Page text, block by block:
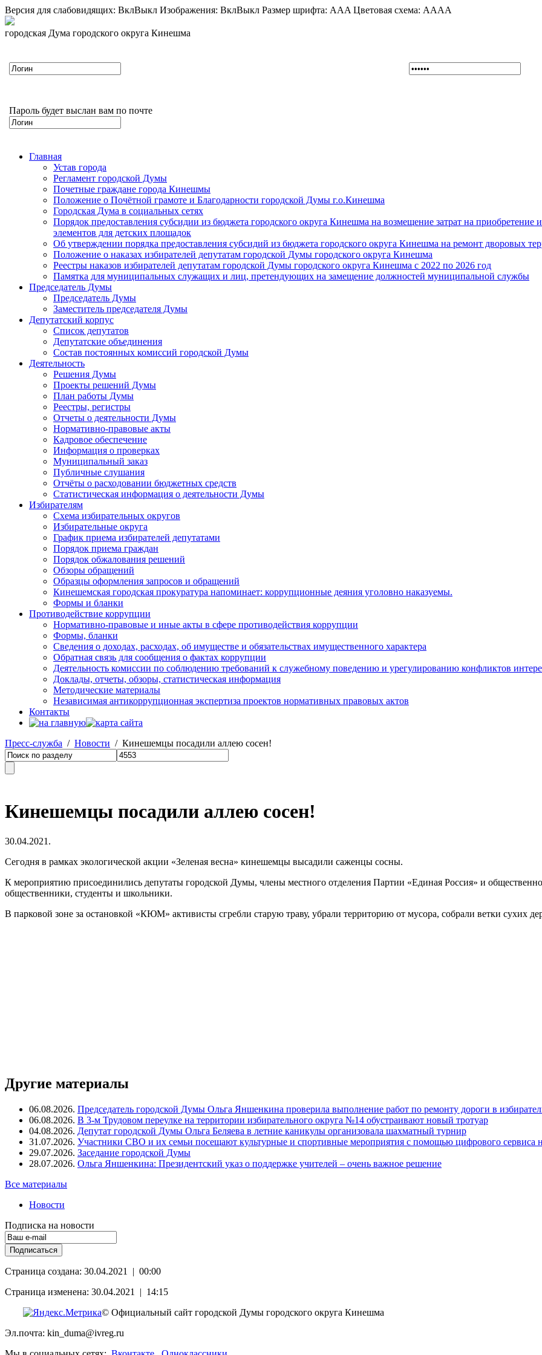
Версия для слабовидящих: ВклВыкл Изображения: ВклВыкл Размер шрифта: AAA Цветовая схема: AAAA
городская Дума городского округа Кинешма
Пароль будет выслан вам по почте
Главная
Устав города
Регламент городской Думы
Почетные граждане города Кинешмы
Положение о Почётной грамоте и Благодарности городской Думы г.о.Кинешма
Городская Дума в социальных сетях
Порядок предоставления субсидии из бюджета городского округа Кинешма на возмещение затрат на
элементов для детских площадок
Об утверждении порядка предоставления субсидий из бюджета городского округа Кинешма на ремонт дворовых
Положение о наказах избирателей депутатам городской Думы городского округа Кинешма
Реестры наказов избирателей депутатам городской Думы городского округа Кинешма с 2022 по 2026 год
Памятка для муниципальных служащих и лиц, претендующих на замещение должностей муниципальной службы
Председатель Думы
Председатель Думы
Заместитель председателя Думы
Депутатский корпус
Список депутатов
Депутатские объединения
Состав постоянных комиссий городской Думы
Деятельность
Решения Думы
Проекты решений Думы
План работы Думы
Реестры, регистры
Отчеты о деятельности Думы
Нормативно-правовые акты
Кадровое обеспечение
Информация о проверках
Муниципальный заказ
Публичные слушания
Отчёты о расходовании бюджетных средств
Статистическая информация о деятельности Думы
Избирателям
Схема избирательных округов
Избирательные округа
График приема избирателей депутатами
Порядок приема граждан
Порядок обжалования решений
Обзоры обращений
Образцы оформления запросов и обращений
Кинешемская городская прокуратура напоминает: коррупционные деяния уголовно наказуемы.
Формы и бланки
Противодействие коррупции
Нормативно-правовые и иные акты в сфере противодействия коррупции
Формы, бланки
Сведения о доходах, расходах, об имуществе и обязательствах имущественного характера
Обратная связь для сообщения о фактах коррупции
Деятельность комиссии по соблюдению требований к служебному поведению и урегулированию конфликтов
Доклады, отчеты, обзоры, статистическая информация
Методические материалы
Независимая антикоррупционная экспертиза проектов нормативных правовых актов
Контакты
Пресс-служба / Новости / Кинешемцы посадили аллею сосен!
Кинешемцы посадили аллею сосен!
30.04.2021.
Сегодня в рамках экологической акции «Зеленая весна» кинешемцы высадили саженцы сосны.
К мероприятию присоединились депутаты городской Думы, члены местного отделения Партии «Единая Россия» и
общественники, студенты и школьники.
В парковой зоне за остановкой «КЮМ» активисты сгребли старую траву, убрали территорию от мусора, собрали ветки сухих
Другие материалы
06.08.2026. Председатель городской Думы Ольга Яншенкина проверила выполнение работ по ремонту дороги в
06.08.2026. В 3-м Трудовом переулке на территории избирательного округа №14 обустраивают новый тротуар
04.08.2026. Депутат городской Думы Ольга Беляева в летние каникулы организовала шахматный турнир
31.07.2026. Участники СВО и их семьи посещают культурные и спортивные мероприятия с помощью цифрового сервиса
29.07.2026. Заседание городской Думы
28.07.2026. Ольга Яншенкина: Президентский указ о поддержке учителей – очень важное решение
Все материалы
Новости
Подписка на новости
Страница создана: 30.04.2021 | 00:00
Страница изменена: 30.04.2021 | 14:15
© Официальный сайт городской Думы городского округа Кинешма
Эл.почта: kin_duma@ivreg.ru